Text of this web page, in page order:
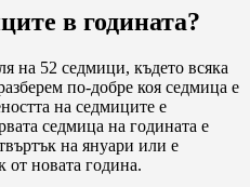
в годината?
на 52 седмици, където всяка
по-добре коя седмица е
на седмиците е
седмица на годината е
на януари или е
от новата година.